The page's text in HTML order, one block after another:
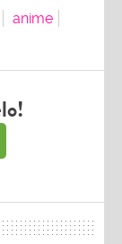
anime